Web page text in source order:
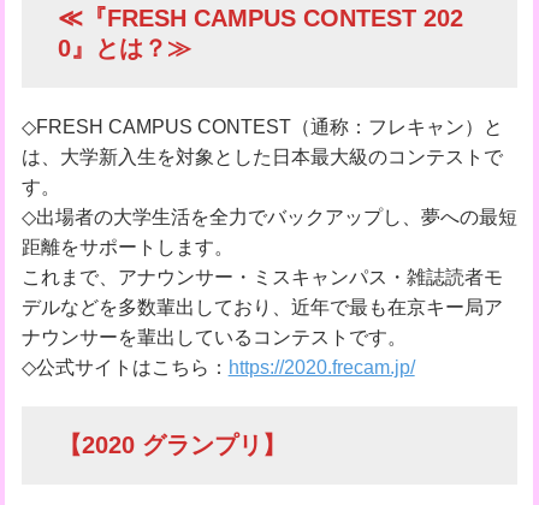
≪『FRESH CAMPUS CONTEST 202
0』とは？≫
◇FRESH CAMPUS CONTEST（通称：フレキャン）と
は、大学新入生を対象とした日本最大級のコンテストで
す。
◇出場者の大学生活を全力でバックアップし、夢への最短
距離をサポートします。
これまで、アナウンサー・ミスキャンパス・雑誌読者モ
デルなどを多数輩出しており、近年で最も在京キー局ア
ナウンサーを輩出しているコンテストです。
◇公式サイトはこちら： https://2020.frecam.jp/
【2020 グランプリ】